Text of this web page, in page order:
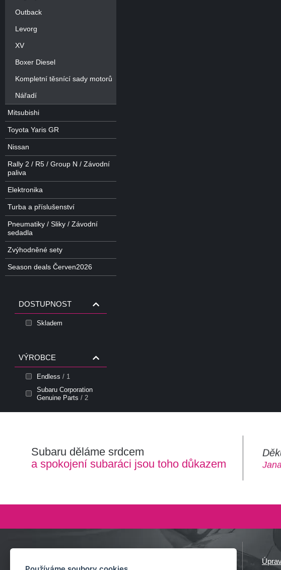
Outback
Levorg
XV
Boxer Diesel
Kompletní těsnící sady motorů
Nářadí
Mitsubishi
Toyota Yaris GR
Nissan
Rally 2 / R5 / Group N / Závodní
paliva
Elektronika
Turba a příslušenství
Pneumatiky / Sliky / Závodní
sedadla
Zvýhodněné sety
Season deals Červen2026
DOSTUPNOST
Skladem
VÝROBCE
Endless / 1
Subaru Corporation
Genuine Parts / 2
Subaru děláme srdcem
a spokojení subaráci jsou toho důkazem
Jana